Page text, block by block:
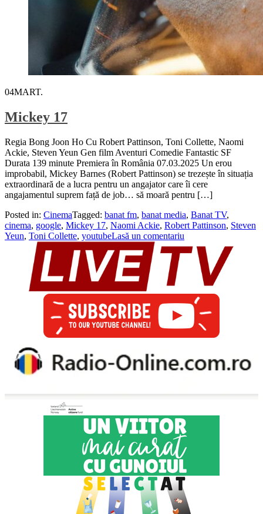
04MART.
Mickey 17
Regia Bong Joon Ho Cu Robert Pattinson, Toni Collette, Naomi
Ackie, Steven Yeun Gen film Aventuri Comedie Fantastic SF
Durata 139 minute Premiera în România 07.03.2025 Un erou
improbabil, Mickey Barnes (Robert Pattinson) se trezește în situația
extraordinară de a lucra pentru un angajator care îi cere
angajamentul suprem față de job… să moară pentru […]
Posted in: CinemaTagged: banat fm, banat media, Banat TV,
cinema, google, Mickey 17, Naomi Ackie, Robert Pattinson, Steven
Yeun, Toni Collette, youtubeLasă un comentariu